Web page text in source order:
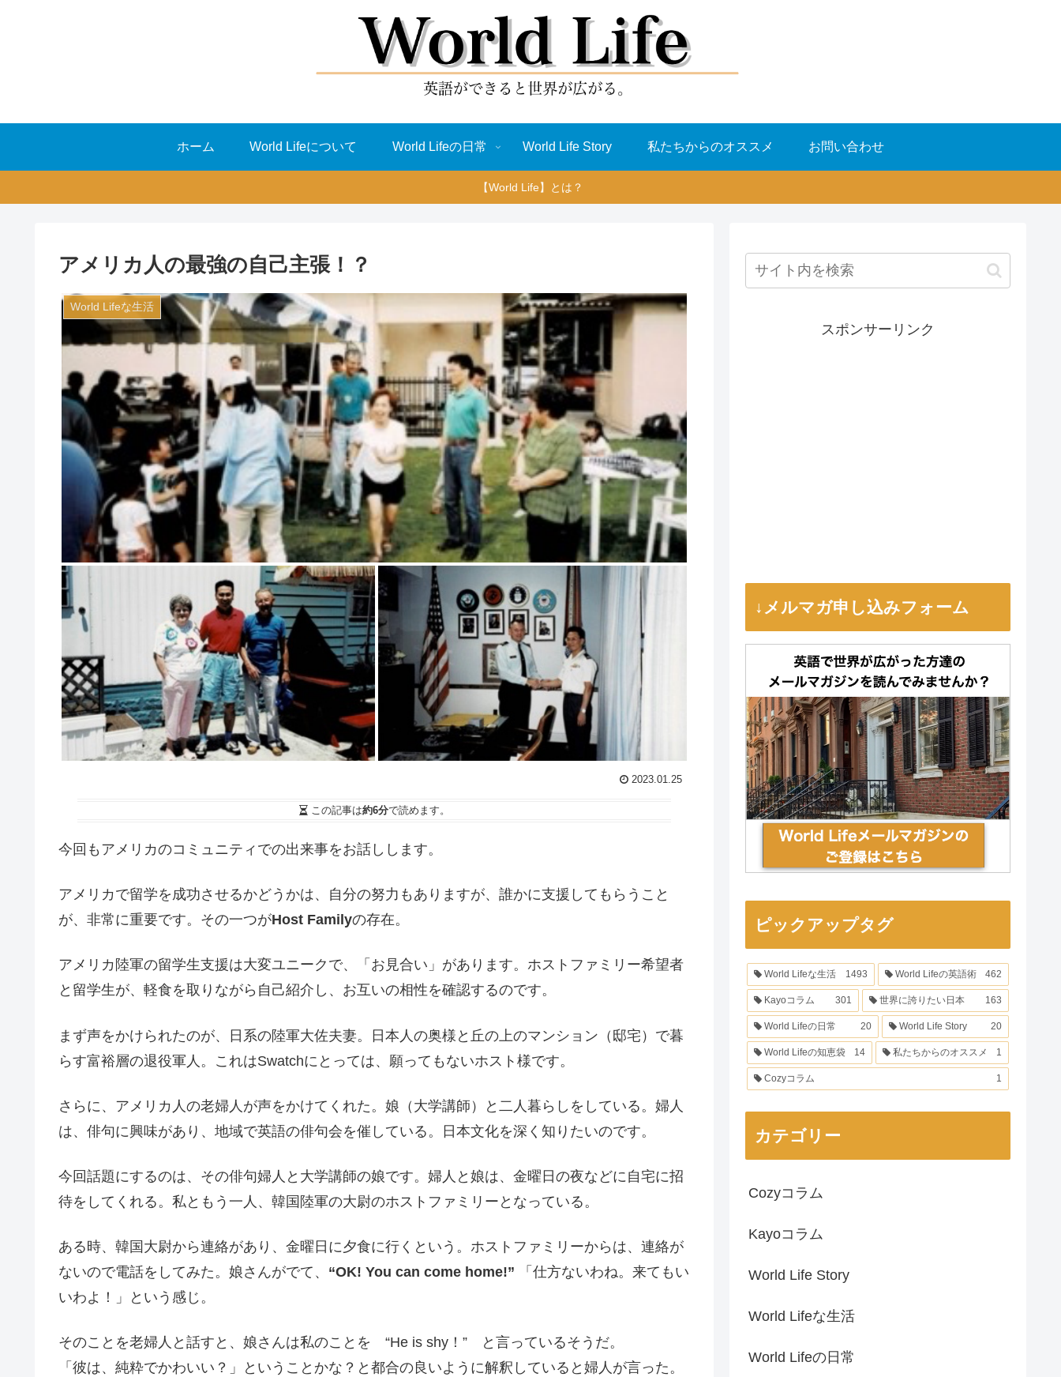
ホーム World Lifeについて World Lifeの日常 World Life Story 私たちからのオススメ お問い合わせ
【World Life】とは？
アメリカ人の最強の自己主張！？
World Lifeな生活
2023.01.25
この記事は約6分で読めます。
今回もアメリカのコミュニティでの出来事をお話しします。
アメリカで留学を成功させるかどうかは、自分の努力もありますが、誰かに支援してもらうこと
が、非常に重要です。その一つがHost Familyの存在。
アメリカ陸軍の留学生支援は大変ユニークで、「お見合い」があります。ホストファミリー希望者
と留学生が、軽食を取りながら自己紹介し、お互いの相性を確認するのです。
まず声をかけられたのが、日系の陸軍大佐夫妻。日本人の奥様と丘の上のマンション（邸宅）で暮
らす富裕層の退役軍人。これはSwatchにとっては、願ってもないホスト様です。
さらに、アメリカ人の老婦人が声をかけてくれた。娘（大学講師）と二人暮らしをしている。婦人
は、俳句に興味があり、地域で英語の俳句会を催している。日本文化を深く知りたいのです。
今回話題にするのは、その俳句婦人と大学講師の娘です。婦人と娘は、金曜日の夜などに自宅に招
待をしてくれる。私ともう一人、韓国陸軍の大尉のホストファミリーとなっている。
ある時、韓国大尉から連絡があり、金曜日に夕食に行くという。ホストファミリーからは、連絡が
ないので電話をしてみた。娘さんがでて、 “OK! You can come home!” 「仕方ないわね。来てもい
いわよ！」という感じ。
そのことを老婦人と話すと、娘さんは私のことを “He is shy！” と言っているそうだ。
「彼は、純粋でかわいい？」ということかな？と都合の良いように解釈していると婦人が言った。
スポンサーリンク
↓メルマガ申し込みフォーム
ピックアップタグ
World Lifeな生活 1493 World Lifeの英語術 462
Kayoコラム 301 世界に誇りたい日本 163
World Lifeの日常 20 World Life Story 20
World Lifeの知恵袋 14 私たちからのオススメ 1
Cozyコラム 1
カテゴリー
Cozyコラム
Kayoコラム
World Life Story
World Lifeな生活
World Lifeの日常